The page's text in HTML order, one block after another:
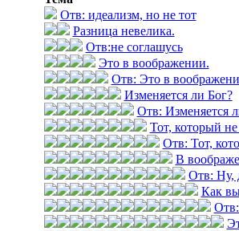
Отв: идеализм, но не тот
Разница невелика.
Отв:не соглашусь
Это в воображении.
Отв: Это в
Изменяется ли Бог?
Отв: Изменяется
Тот, который не
Отв: Тот,
В
Отв: Ну,
Как